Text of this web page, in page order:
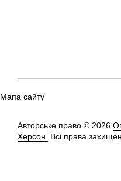
Мапа сайту
Авторське право © 2026
Херсон. Всі права